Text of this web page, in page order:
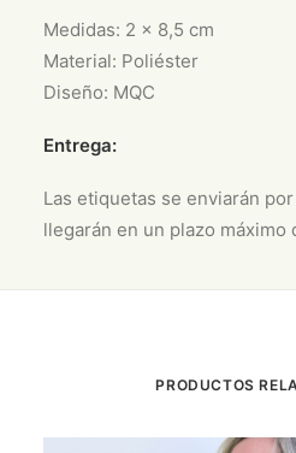
Medidas: 2 x 8,5 cm
Material: Poliéster
Diseño: MQC
Entrega:
Las etiquetas se enviarán
llegarán en un plazo máximo
PRODUCTOS